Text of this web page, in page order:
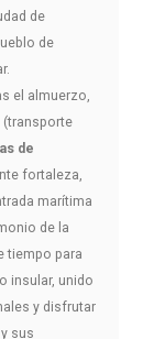
de
de
el almuerzo,
(transporte
de
fortaleza,
marítima
de la
tiempo para
insular, unido
y disfrutar
sus